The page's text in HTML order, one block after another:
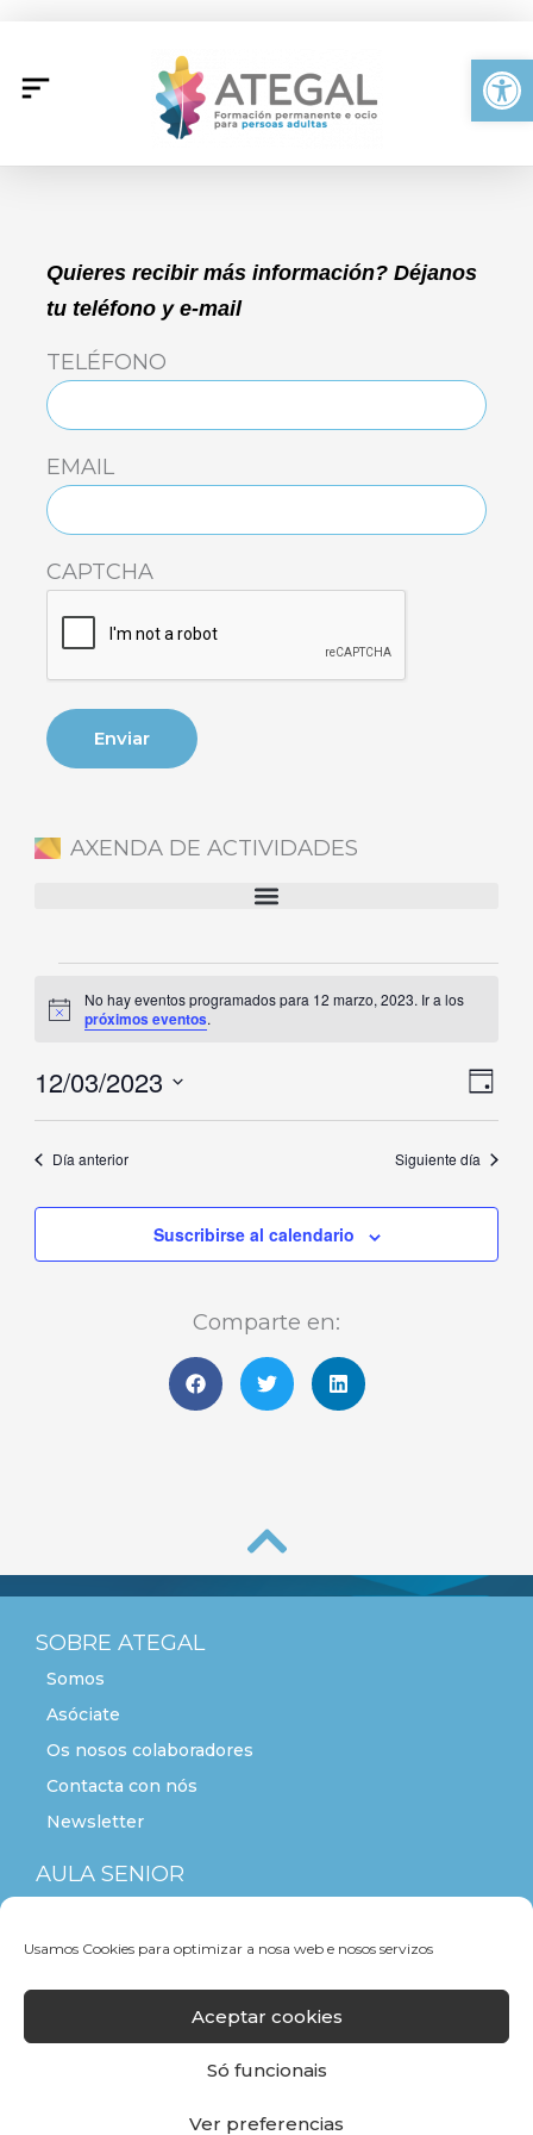
Usamos Cookies para optimizar a nosa web e nosos servizos
Aceptar cookies
Só funcionais
Ver preferencias
contenido
Quieres recibir más información? Déjanos
tu teléfono y e-mail
TELÉFONO
EMAIL
CAPTCHA
AXENDA DE ACTIVIDADES
en
marzo,
2023
Aviso
No hay eventos programados para 12 marzo, 2023. Ir a los
próximos eventos.
de
vistas
de
Día
12/03/2023
Selecciona
la Día anterior Siguiente día
Suscribirse al calendario
Comparte en:
SOBRE ATEGAL
Somos
Asóciate
Os nosos colaboradores
Contacta con nós
Newsletter
AULA SENIOR
F T L Y I